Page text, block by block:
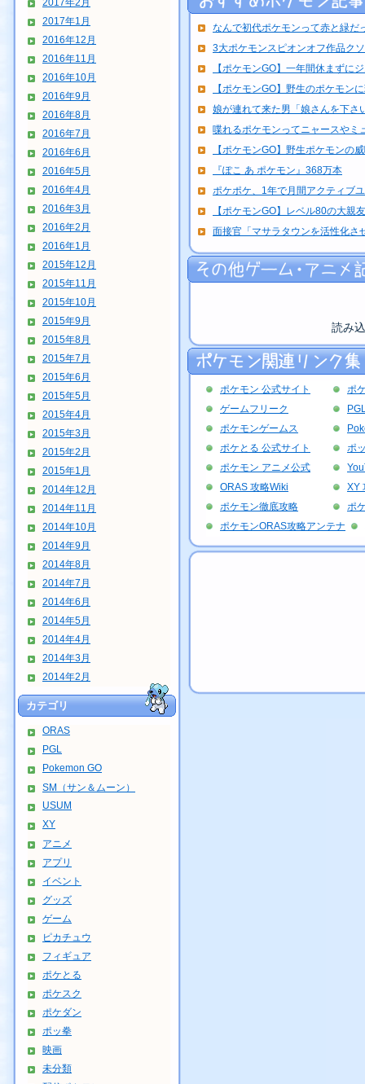
2017年2月
2017年1月
2016年12月
2016年11月
2016年10月
2016年9月
2016年8月
2016年7月
2016年6月
2016年5月
2016年4月
2016年3月
2016年2月
2016年1月
2015年12月
2015年11月
2015年10月
2015年9月
2015年8月
2015年7月
2015年6月
2015年5月
2015年4月
2015年3月
2015年2月
2015年1月
2014年12月
2014年11月
2014年10月
2014年9月
2014年8月
2014年7月
2014年6月
2014年5月
2014年4月
2014年3月
2014年2月
カテゴリ
ORAS
PGL
Pokemon GO
SM（サン＆ムーン）
USUM
XY
アニメ
アプリ
イベント
グッズ
ゲーム
ピカチュウ
フィギュア
ポケとる
ポケスク
ポケダン
ポッ拳
映画
未分類
なんで初代ポケモンって赤と緑だ
3大ポケモンスピオンオフ作品ク
【ポケモンGO】一年間休まずに
【ポケモンGO】野生のポケモン
娘が連れて来た男「娘さんを下さ
喋れるポケモンってニャースやミ
【ポケモンGO】野生ポケモンの
『ぽこ あ ポケモン』368万本
ポケポケ、1年で月間アクティブ
【ポケモンGO】レベル80の大親
面接官「マサラタウンを活性化さ
読み
ポケモン 公式サイト
ポ
ゲームフリーク
ポケモンゲームス
ポケとる 公式サイト
ポ
ポケモン アニメ公式
ORAS 攻略Wiki
XY
ポケモン徹底攻略
ポ
ポケモンORAS攻略アンテナ